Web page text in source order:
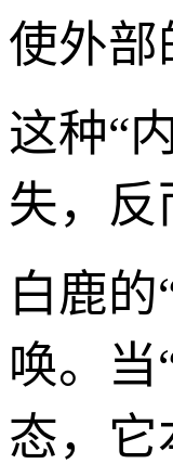
使外部
这种“
失，
白鹿
唤。
态，